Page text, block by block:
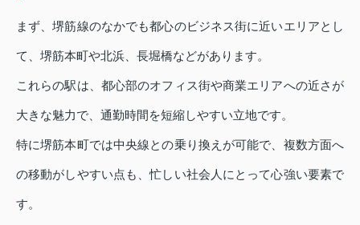
まず、堺筋線のなかでも都心のビジネス街に近いエリアとし
て、堺筋本町や北浜、長堀橋などがあります。
これらの駅は、都心部のオフィス街や商業エリアへの近さが
大きな魅力で、通勤時間を短縮しやすい立地です。
特に堺筋本町では中央線との乗り換えが可能で、複数方面へ
の移動がしやすい点も、忙しい社会人にとって心強い要素で
す。